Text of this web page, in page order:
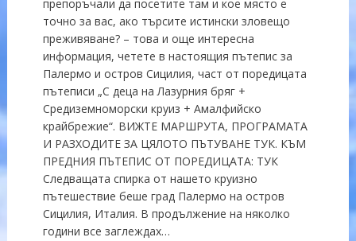
препоръчали да посетите там и кое място е
точно за вас, ако търсите истински зловещо
преживяване? – това и още интересна
информация, четете в настоящия пътепис за
Палермо и остров Сицилия, част от поредицата
пътеписи „С деца на Лазурния бряг +
Средиземноморски круиз + Амалфийско
крайбрежие“. ВИЖТЕ МАРШРУТА, ПРОГРАМАТА
И РАЗХОДИТЕ ЗА ЦЯЛОТО ПЪТУВАНЕ ТУК. КЪМ
ПРЕДНИЯ ПЪТЕПИС ОТ ПОРЕДИЦАТА: ТУК
Следващата спирка от нашето круизно
пътешествие беше град Палермо на остров
Сицилия, Италия. В продължение на няколко
години все заглеждах…